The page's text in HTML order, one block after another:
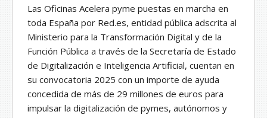
Las Oficinas Acelera pyme puestas en marcha en
toda España por Red.es, entidad pública adscrita al
Ministerio para la Transformación Digital y de la
Función Pública a través de la Secretaría de Estado
de Digitalización e Inteligencia Artificial, cuentan en
su convocatoria 2025 con un importe de ayuda
concedida de más de 29 millones de euros para
impulsar la digitalización de pymes, autónomos y